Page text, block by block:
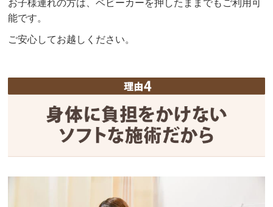
お子様連れの方は、ベビーカーを押したままでもご利用可
能です。
ご安心してお越しください。